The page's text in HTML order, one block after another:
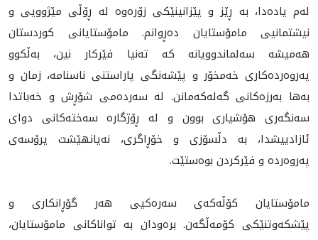
لەم یادەدا، بە ڕێز و پێزانینێکی زۆره‌وه‌ لە ڕۆڵی مێژوویی و
نیشتمانیی مامۆستایان دەڕوانم. مامۆستایانی کوردستان
هەمیشە سەلماندوویانە کە تەنیا فێرکار نین، بەڵکوو
په‌روه‌رده‌كارى خه‌مخۆر و پێشەنگی پاراستنی ناسنامە، زمان و
بەها بەرزەکانی گەلەکەمانن. لە سەردەمی شۆڕش و خەباتدا
سەنگەری هۆشیاری بوون و لە ڕۆژگارە سەختەکانی دوای
ئازادییشدا، بە دڵسۆزی و خۆڕاگری، نەیانهێشت پرۆسەی
پەروەردە و فێرکردن بوەستێت.
مامۆستایان کۆڵەکەی سەرەکیی هەر گۆڕانکاری و
پێشکەوتنێکی کۆمەڵگەن. بره‌ودان به‌ تواناكانى مامۆستایان،